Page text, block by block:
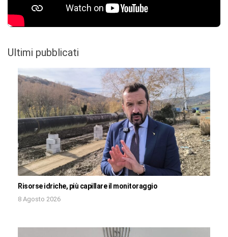
Ultimi pubblicati
Risorse idriche, più capillare il monitoraggio
8 Agosto 2026